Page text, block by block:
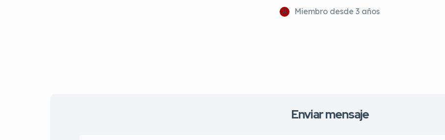
Miembro desde 3 años
Enviar mensaje